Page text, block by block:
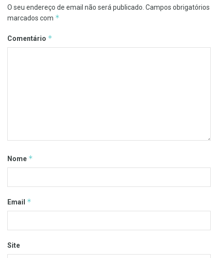
O seu endereço de email não será publicado. Campos obrigatórios
marcados com *
Comentário *
Nome *
Email *
Site